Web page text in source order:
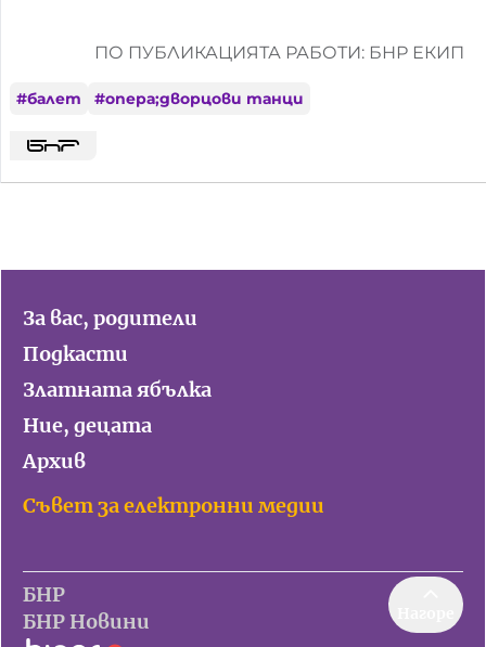
ПО ПУБЛИКАЦИЯТА РАБОТИ: БНР ЕКИП
#балет #опера;дворцови танци
За вас, родители
Подкасти
Златната ябълка
Ние, децата
Архив
Съвет за електронни медии
БНР
БНР Новини